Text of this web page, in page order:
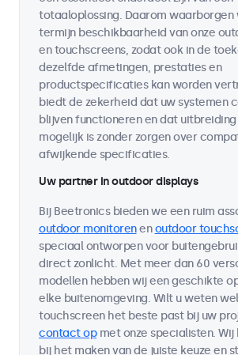
totaaloplossing. Daarom waarborgen
termijn beschikbaarheid van onze
en touchscreens, zodat ook in de
dezelfde afmetingen, prestaties en
productspecificaties kan worden
biedt de zekerheid dat uw systemen
blijven functioneren en dat
mogelijk is zonder zorgen over
afwijkende specificaties.
Uw partner in outdoor displays
Bij Beetronics bieden we een ruim
outdoor monitorenenoutdoor
speciaal ontworpen voor
direct zonlicht. Met meer dan 60
modellen hebben wij een geschikte
elke buitenomgeving. Wilt u weten
touchscreen het beste past bij uw
contact opmet onze specialisten. Wij
bij het maken van de juiste keuze en